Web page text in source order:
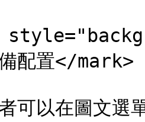
配置</mark>
可以在圖文